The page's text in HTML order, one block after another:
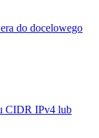
do docelowego
CIDR IPv4 lub